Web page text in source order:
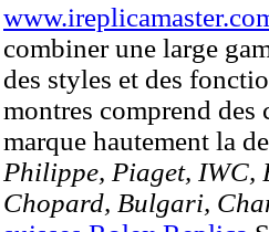
combiner une large
des styles et des
montres comprend des
marque hautement la
Philippe, Piaget, IWC,
Chopard, Bulgari,